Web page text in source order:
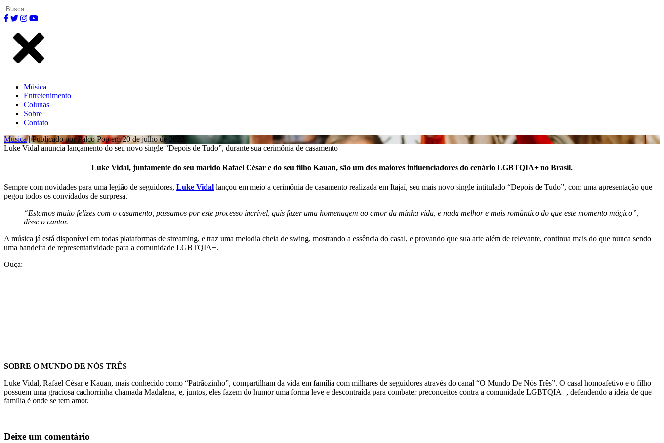
Música
Entretenimento
Colunas
Sobre
Contato
Música| Publicado por Palco Pop em 20 de julho de 2022.
Luke Vidal anuncia lançamento do seu novo single “Depois de Tudo”, durante sua cerimônia de casamento
Luke Vidal, juntamente do seu marido Rafael César e do seu filho Kauan, são um dos maiores influenciadores do cenário LGBTQIA+ no Brasil.
Sempre com novidades para uma legião de seguidores, Luke Vidal lançou em meio a cerimônia de casamento realizada em Itajaí, seu mais novo single intitulado “Depois de Tudo”, com uma apresentação que
pegou todos os convidados de surpresa.
“Estamos muito felizes com o casamento, passamos por este processo incrível, quis fazer uma homenagem ao amor da minha vida, e nada melhor e mais romântico do que este momento mágico”,
disse o cantor.
A música já está disponível em todas plataformas de streaming, e traz uma melodia cheia de swing, mostrando a essência do casal, e provando que sua arte além de relevante, continua mais do que nunca sendo
uma bandeira de representatividade para a comunidade LGBTQIA+.
Ouça:
SOBRE O MUNDO DE NÓS TRÊS
Luke Vidal, Rafael César e Kauan, mais conhecido como “Patrãozinho”, compartilham da vida em família com milhares de seguidores através do canal “O Mundo De Nós Três”. O casal homoafetivo e o filho
possuem uma graciosa cachorrinha chamada Madalena, e, juntos, eles fazem do humor uma forma leve e descontraída para combater preconceitos contra a comunidade LGBTQIA+, defendendo a ideia de que
família é onde se tem amor.
Deixe um comentário